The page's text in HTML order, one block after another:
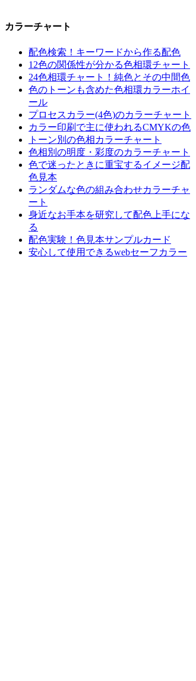
カラーチャート
配色検索！キーワードから作る配色
12色の関係性が分かる色相環チャート
24色相環チャート！純色とその中間色
色のトーンも含めた色相環カラーホイ
ール
プロセスカラー(4色)のカラーチャート
カラー印刷で主に使われるCMYKの色
トーン別の色相カラーチャート
色相別の明度・彩度のカラーチャート
色で迷ったときに重宝するイメージ配
色見本
ランダムな色の組み合わせカラーチャ
ート
身近なお手本を研究して配色上手にな
る
配色実験！色見本サンプルカード
安心して使用できるwebセーフカラー